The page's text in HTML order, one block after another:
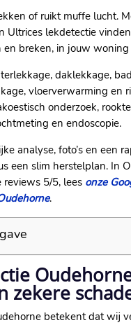
of ruikt muffe lucht.
Ultrices lekdetectie
en breken, in jouw
daklekkage,
vloerverwarming en
onderzoek,
en endoscopie.
analyse, foto’s en een
een slim herstelplan. In
reviews 5/5, lees onze
.
zekere
betekent dat wij